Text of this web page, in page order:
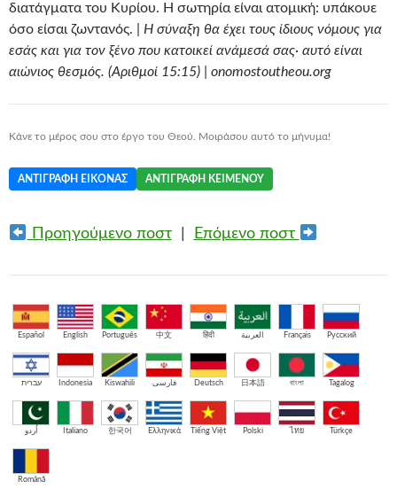
διατάγματα του Κυρίου. Η σωτηρία είναι ατομική: υπάκουε
όσο είσαι ζωντανός. | Η σύναξη θα έχει τους ίδιους νόμους για
εσάς και για τον ξένο που κατοικεί ανάμεσά σας· αυτό είναι
αιώνιος θεσμός. (Αριθμοί 15:15) | onomostoutheou.org
Κάνε το μέρος σου στο έργο του Θεού. Μοιράσου αυτό το μήνυμα!
ΑΝΤΙΓΡΑΦΉ ΕΙΚΌΝΑΣ ΑΝΤΙΓΡΑΦΉ ΚΕΙΜΈΝΟΥ
Προηγούμενο ποστ| Επόμενο ποστ
Español English Português 中文 हिंदी العربية Français Русский
עברית Indonesia Kiswahili فارسی Deutsch 日本語 বাংলা Tagalog
اُردو Italiano 한국어 Ελληνικά Tiếng Việt Polski ไทย Türkçe
Română